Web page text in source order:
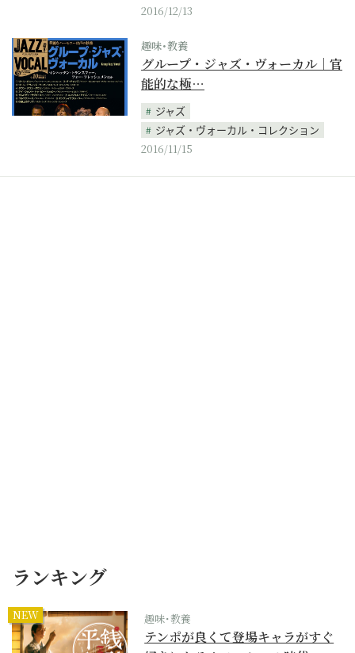
2016/12/13
趣味･教養
グループ・ジャズ・ヴォーカル｜官
能的な極…
ジャズ
ジャズ・ヴォーカル・コレクション
2016/11/15
ランキング
NEW 趣味･教養
テンポが良くて登場キャラがすぐ